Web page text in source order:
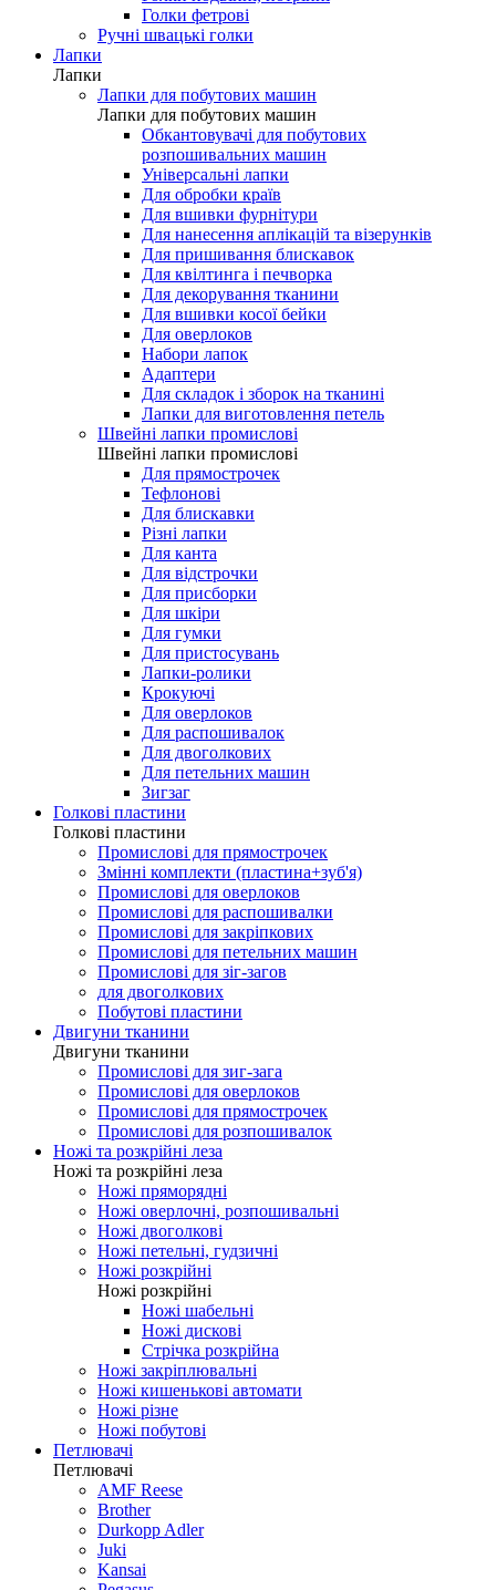
Голки фетрові
Ручні швацькі голки
Лапки
Лапки
Лапки для побутових машин
Лапки для побутових машин
Обкантовувачі для побутових
розпошивальних машин
Універсальні лапки
Для обробки країв
Для вшивки фурнітури
Для нанесення аплікацій та візерунків
Для пришивання блискавок
Для квілтинга і печворка
Для декорування тканини
Для вшивки косої бейки
Для оверлоков
Набори лапок
Адаптери
Для складок і зборок на тканині
Лапки для виготовлення петель
Швейні лапки промислові
Швейні лапки промислові
Для прямострочек
Тефлонові
Для блискавки
Різні лапки
Для канта
Для відстрочки
Для присборки
Для шкіри
Для гумки
Для пристосувань
Лапки-ролики
Крокуючі
Для оверлоков
Для распошивалок
Для двоголкових
Для петельних машин
Зигзаг
Голкові пластини
Голкові пластини
Промислові для прямострочек
Змінні комплекти (пластина+зуб'я)
Промислові для оверлоков
Промислові для распошивалки
Промислові для закріпкових
Промислові для петельних машин
Промислові для зіг-загов
для двоголкових
Побутові пластини
Двигуни тканини
Двигуни тканини
Промислові для зиг-зага
Промислові для оверлоков
Промислові для прямострочек
Промислові для розпошивалок
Ножі та розкрійні леза
Ножі та розкрійні леза
Ножі пряморядні
Ножі оверлочні, розпошивальні
Ножі двоголкові
Ножі петельні, гудзичні
Ножі розкрійні
Ножі розкрійні
Ножі шабельні
Ножі дискові
Стрічка розкрійна
Ножі закріплювальні
Ножі кишенькові автомати
Ножі різне
Ножі побутові
Петлювачі
Петлювачі
AMF Reese
Brother
Durkopp Adler
Juki
Kansai